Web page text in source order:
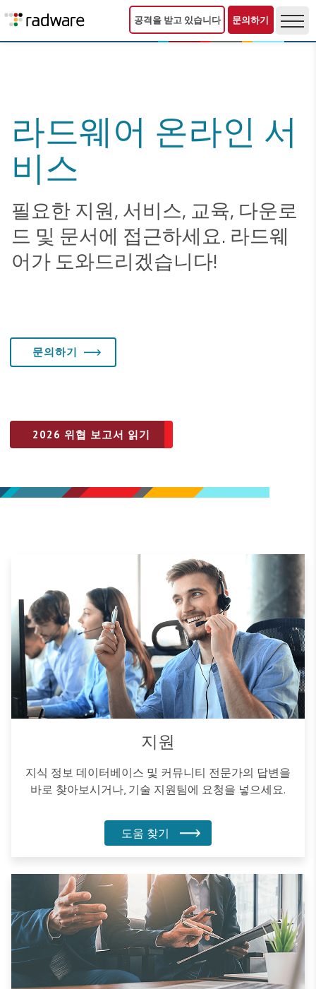
공격을 받고 있습니다 문의하기
라드웨어 온라인 서
비스
필요한 지원, 서비스, 교육, 다운로
드 및 문서에 접근하세요. 라드웨
어가 도와드리겠습니다!
문의하기
2026 위협 보고서 읽기
지원
지식 정보 데이터베이스 및 커뮤니티 전문가의 답변을
바로 찾아보시거나, 기술 지원팀에 요청을 넣으세요.
도움 찾기